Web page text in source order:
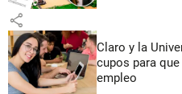
share
Claro y la
cupos para
empleo